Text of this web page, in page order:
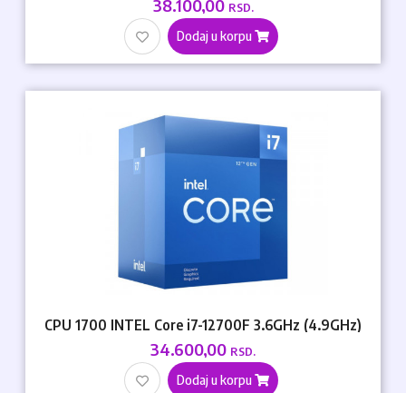
38.100,00 RSD.
Dodaj u korpu
CPU 1700 INTEL Core i7-12700F 3.6GHz (4.9GHz)
34.600,00 RSD.
Dodaj u korpu